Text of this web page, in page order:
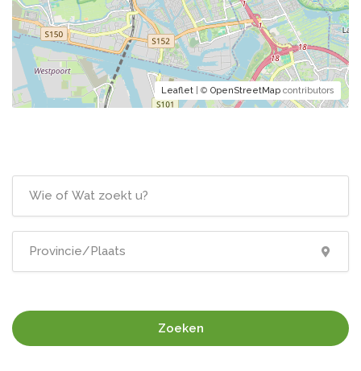
Leaflet | © OpenStreetMap contributors
Zoeken